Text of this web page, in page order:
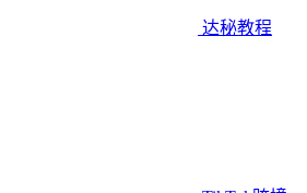
达秘教程